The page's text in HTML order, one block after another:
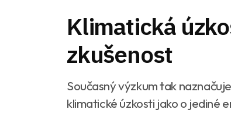
Klimatická
zkušenost
Současný výzkum tak
klimatické úzkosti jako o jediné